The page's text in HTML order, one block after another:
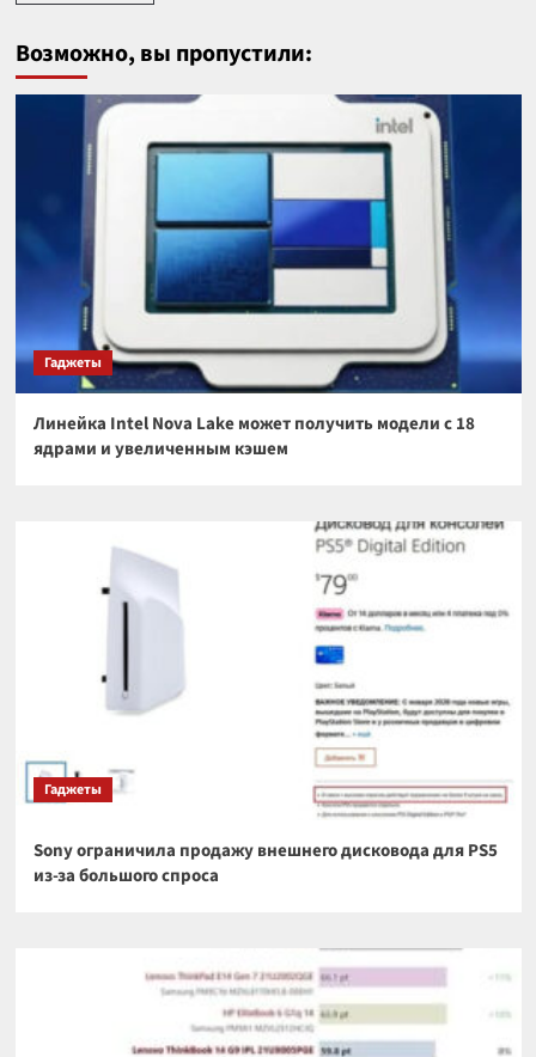
Возможно, вы пропустили:
Гаджеты
Линейка Intel Nova Lake может получить модели с 18
ядрами и увеличенным кэшем
Гаджеты
Sony ограничила продажу внешнего дисковода для PS5
из-за большого спроса